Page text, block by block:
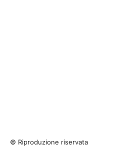
© Riproduzione riservata